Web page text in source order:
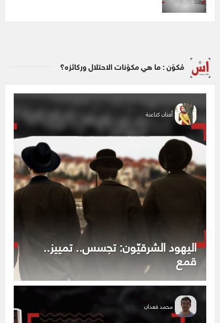
مُكوّن : ما هي مكوّنات الاحتلال وركائزه؟
أفنان كناعنة
اليهود الشرقيّون: تجسس.. تمييز..
قمع
محمد قعدان